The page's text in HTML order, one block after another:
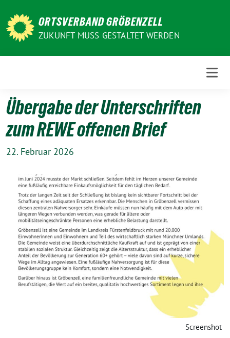
zum
Inhalt
ORTSVERBAND GRÖBENZELL
ZUKUNFT MUSS GESTALTET WERDEN
Übergabe der Unterschriften
zum REWE offenen Brief
22. Februar 2026
Screenshot